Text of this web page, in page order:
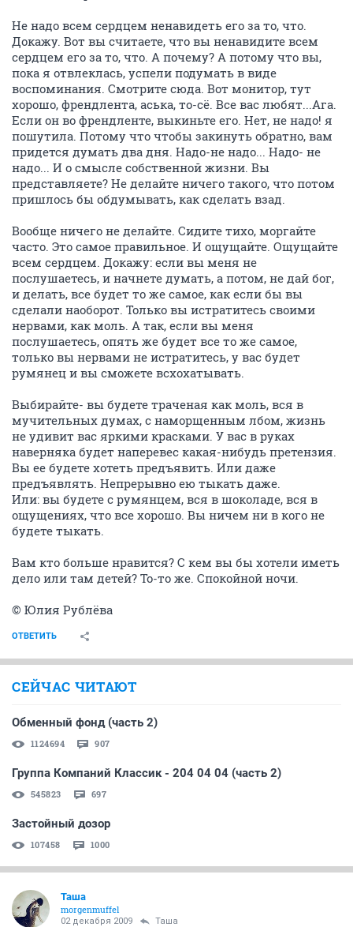
Не надо всем сердцем ненавидеть его за то, что.
Докажу. Вот вы считаете, что вы ненавидите всем
сердцем его за то, что. А почему? А потому что вы,
пока я отвлеклась, успели подумать в виде
воспоминания. Смотрите сюда. Вот монитор, тут
хорошо, френдлента, аська, то-сё. Все вас любят...Ага.
Если он во френдленте, выкиньте его. Нет, не надо! я
пошутила. Потому что чтобы закинуть обратно, вам
придется думать два дня. Надо-не надо... Надо- не
надо... И о смысле собственной жизни. Вы
представляете? Не делайте ничего такого, что потом
пришлось бы обдумывать, как сделать взад.
Вообще ничего не делайте. Сидите тихо, моргайте
часто. Это самое правильное. И ощущайте. Ощущайте
всем сердцем. Докажу: если вы меня не
послушаетесь, и начнете думать, а потом, не дай бог,
и делать, все будет то же самое, как если бы вы
сделали наоборот. Только вы истратитесь своими
нервами, как моль. А так, если вы меня
послушаетесь, опять же будет все то же самое,
только вы нервами не истратитесь, у вас будет
румянец и вы сможете всхохатывать.
Выбирайте- вы будете траченая как моль, вся в
мучительных думах, с наморщенным лбом, жизнь
не удивит вас яркими красками. У вас в руках
наверняка будет наперевес какая-нибудь претензия.
Вы ее будете хотеть предъявить. Или даже
предъявлять. Непрерывно ею тыкать даже.
Или: вы будете с румянцем, вся в шоколаде, вся в
ощущениях, что все хорошо. Вы ничем ни в кого не
будете тыкать.
Вам кто больше нравится? С кем вы бы хотели иметь
дело или там детей? То-то же. Спокойной ночи.
© Юлия Рублёва
ОТВЕТИТЬ
СЕЙЧАС ЧИТАЮТ
Обменный фонд (часть 2)
1124694 907
Группа Компаний Классик - 204 04 04 (часть 2)
545823 697
Застойный дозор
107458 1000
Таша
morgenmuffel
02 декабря 2009 Таша